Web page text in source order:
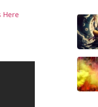
Here
HTML / JS Code